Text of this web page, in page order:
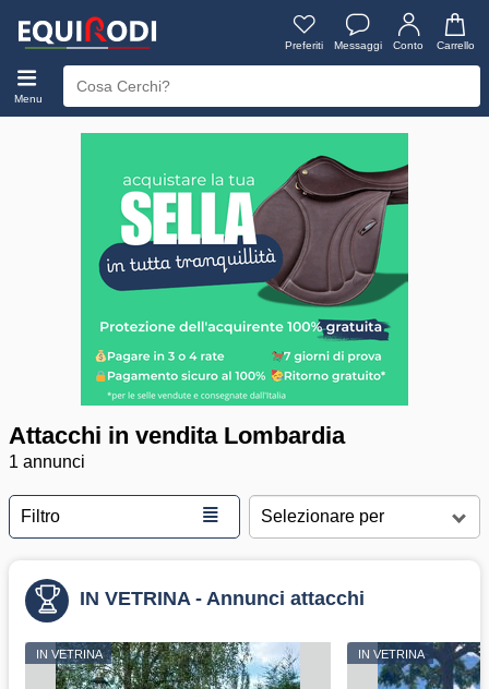
Preferiti Messaggi Conto Carrello
Menu
Attacchi in vendita Lombardia
1 annunci
Filtro ≣
IN VETRINA - Annunci attacchi
IN VETRINA IN VETRINA